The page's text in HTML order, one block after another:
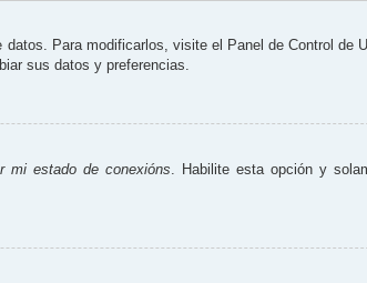
Para modificarlos, visite el Panel de Control de
sus datos y preferencias.
mi estado de conexións. Habilite esta opción y